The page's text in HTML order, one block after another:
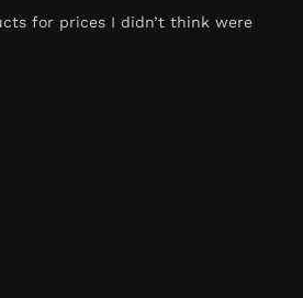
for prices I didn’t think were